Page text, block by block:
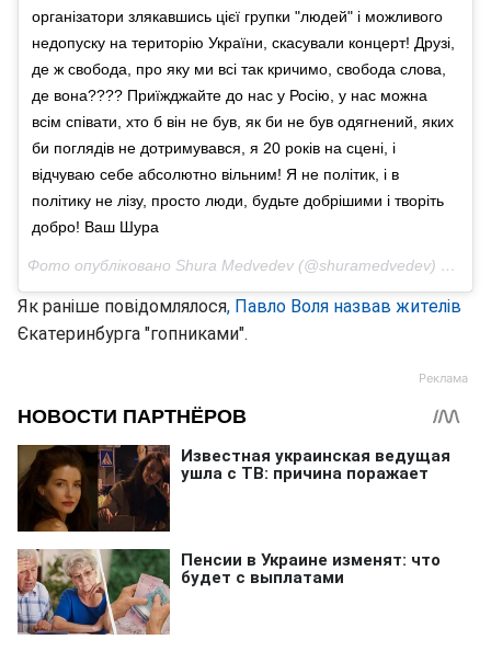
організатори злякавшись цієї групки "людей" і можливого
недопуску на територію України, скасували концерт! Друзі,
де ж свобода, про яку ми всі так кричимо, свобода слова,
де вона???? Приїжджайте до нас у Росію, у нас можна
всім співати, хто б він не був, як би не був одягнений, яких
би поглядів не дотримувався, я 20 років на сцені, і
відчуваю себе абсолютно вільним! Я не політик, і в
політику не лізу, просто люди, будьте добрішими і творіть
добро! Ваш Шура
Фото опубліковано Shura Medvedev (@shuramedvedev)
Лис 8
Як раніше повідомлялося, Павло Воля назвав жителів
Єкатеринбурга "гопниками".